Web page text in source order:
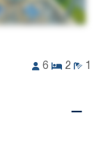
6 2 1